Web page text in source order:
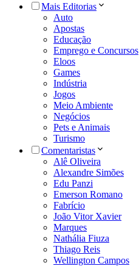
Mais Editorias
Auto
Apostas
Educação
Emprego e Concursos
Eloos
Games
Indústria
Jogos
Meio Ambiente
Negócios
Pets e Animais
Turismo
Comentaristas
Alê Oliveira
Alexandre Simões
Edu Panzi
Emerson Romano
Fabrício
João Vitor Xavier
Marques
Nathália Fiuza
Thiago Reis
Wellington Campos